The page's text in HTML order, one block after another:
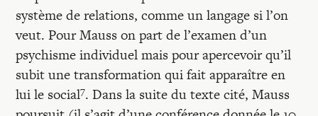
système de relations, comme un langage si l’on
veut. Pour Mauss on part de l’examen d’un
psychisme individuel mais pour apercevoir qu’il
subit une transformation qui fait apparaître en
lui le social7. Dans la suite du texte cité, Mauss